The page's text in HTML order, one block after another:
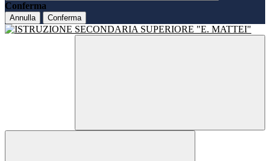
Conferma
Annulla Conferma